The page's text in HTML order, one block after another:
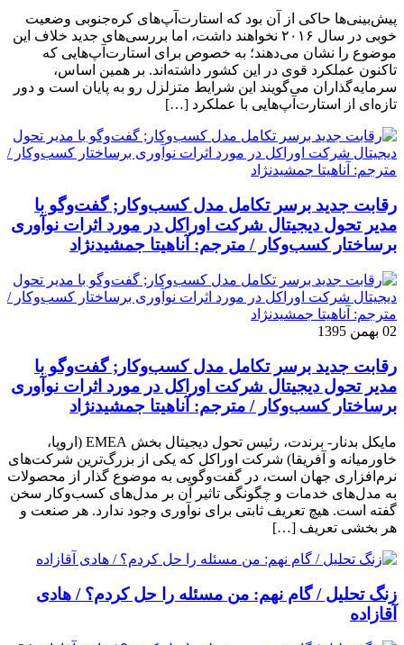
پیش‌بینی‌ها حاکی از آن بود که استارت‌آپ‌های کره‌جنوبی وضعیت
خوبی در سال ۲۰۱۶ نخواهند داشت، اما بررسی‌های جدید خلاف این
موضوع را نشان می‌دهند؛ به خصوص برای استارت‌آپ‌هایی که
تاکنون عملکرد قوی در این کشور داشته‌اند. بر همین اساس،
سرمایه‌گذاران می‌گویند این شرایط متزلزل رو به پایان است و دور
تازه‌ای از استارت‌آپ‌هایی با عملکرد […]
رقابت جدید برسر تکامل مدل کسب‌و‌کار; گفت‌وگو با
مدیر تحول دیجیتال شرکت اوراکل در مورد اثرات نوآوری
برساختار کسب‌وکار / مترجم: آناهیتا جمشیدنژاد
02 بهمن 1395
رقابت جدید برسر تکامل مدل کسب‌و‌کار; گفت‌وگو با
مدیر تحول دیجیتال شرکت اوراکل در مورد اثرات نوآوری
برساختار کسب‌وکار / مترجم: آناهیتا جمشیدنژاد
مایکل بدنار- برندت، رئیس تحول دیجیتال بخش EMEA (اروپا،
خاورمیانه و آفریقا) شرکت اوراکل که یکی از بزرگ‌ترین شرکت‌های
نرم‌افزاری جهان است، در گفت‌وگویی به موضوع گذار از محصولات
به مدل‌های خدمات و چگونگی تاثیر آن بر مدل‌های کسب‌و‌کار سخن
گفته است. هیچ تعریف ثابتی برای نوآوری وجود ندارد. هر صنعت و
هر بخشی تعریف […]
زنگ تحلیل / گام نهم: من مسئله را حل کردم؟ / هادی
آقازاده